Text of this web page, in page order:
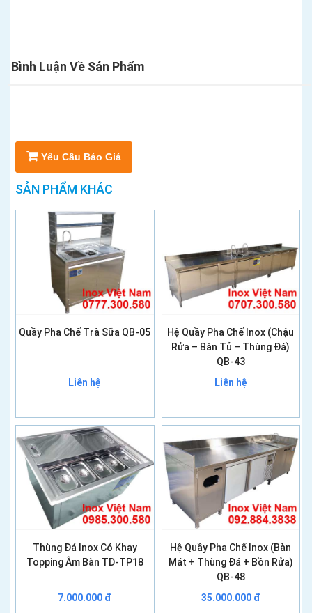
Bình Luận Về Sản Phẩm
Yêu Cầu Báo Giá
SẢN PHẨM KHÁC
Quầy Pha Chế Trà Sữa QB-05
Liên hệ
Hệ Quầy Pha Chế Inox (Chậu
Rửa – Bàn Tủ – Thùng Đá)
QB-43
Liên hệ
Thùng Đá Inox Có Khay
Topping Âm Bàn TD-TP18
7.000.000 đ
Hệ Quầy Pha Chế Inox (Bàn
Mát + Thùng Đá + Bồn Rửa)
QB-48
35.000.000 đ